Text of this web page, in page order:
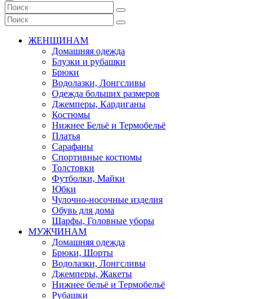
ЖЕНЩИНАМ
Домашняя одежда
Блузки и рубашки
Брюки
Водолазки, Лонгсливы
Одежда больших размеров
Джемперы, Кардиганы
Костюмы
Нижнее Бельё и Термобельё
Платья
Сарафаны
Спортивные костюмы
Толстовки
Футболки, Майки
Юбки
Чулочно-носочные изделия
Обувь для дома
Шарфы, Головные уборы
МУЖЧИНАМ
Домашняя одежда
Брюки, Шорты
Водолазки, Лонгсливы
Джемперы, Жакеты
Нижнее бельё и Термобельё
Рубашки